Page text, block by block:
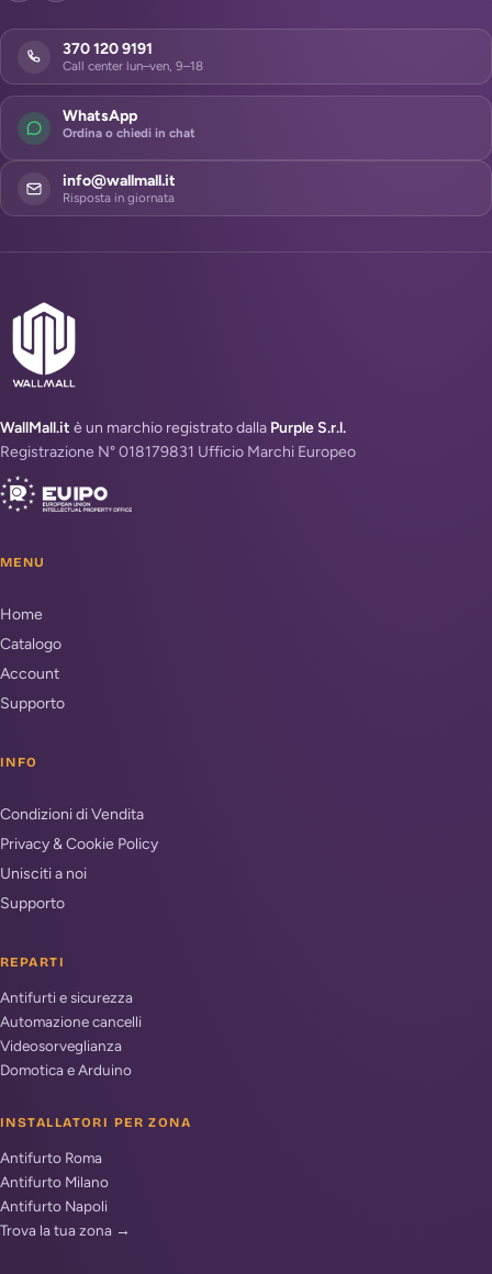
370 120 9191
Call center lun–ven, 9–18
WhatsApp
Ordina o chiedi in chat
info@wallmall.it
Risposta in giornata
WallMall.it è un marchio registrato dalla Purple S.r.l.
Registrazione N° 018179831 Ufficio Marchi Europeo
MENU
Home
Catalogo
Account
Supporto
INFO
Condizioni di Vendita
Privacy & Cookie Policy
Unisciti a noi
Supporto
REPARTI
Antifurti e sicurezza
Automazione cancelli
Videosorveglianza
Domotica e Arduino
INSTALLATORI PER ZONA
Antifurto Roma
Antifurto Milano
Antifurto Napoli
Trova la tua zona →